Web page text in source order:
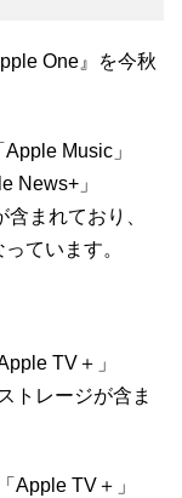
One』を今秋
Music」
News+」
まれており、
ています。
TV＋」
トレージが含ま
Apple TV＋」